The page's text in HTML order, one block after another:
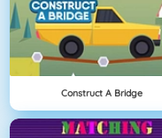
Construct A Bridge